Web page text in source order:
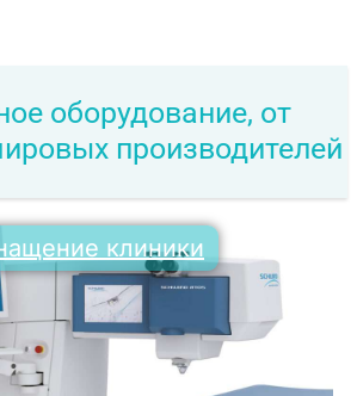
оборудование, от
производителей
клиники